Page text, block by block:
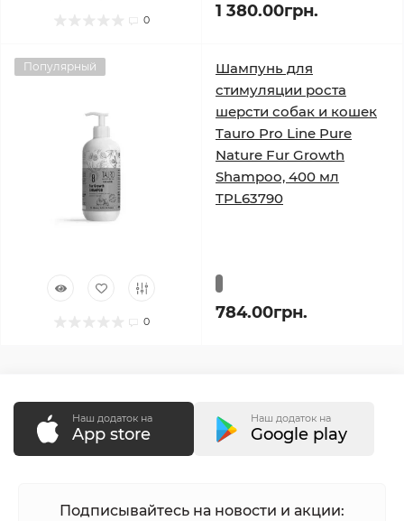
0 1 380.00грн.
Популярный
0
Шампунь для
стимуляции роста
шерсти собак и кошек
Tauro Pro Line Pure
Nature Fur Growth
Shampoo, 400 мл
TPL63790
784.00грн.
Наш додаток на
App store
Наш додаток на
Google play
Подписывайтесь на новости и акции: